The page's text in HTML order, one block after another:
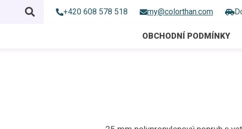
+420 608 578 518 my@colorthan.com
OBCHODNÍ PODMÍNKY